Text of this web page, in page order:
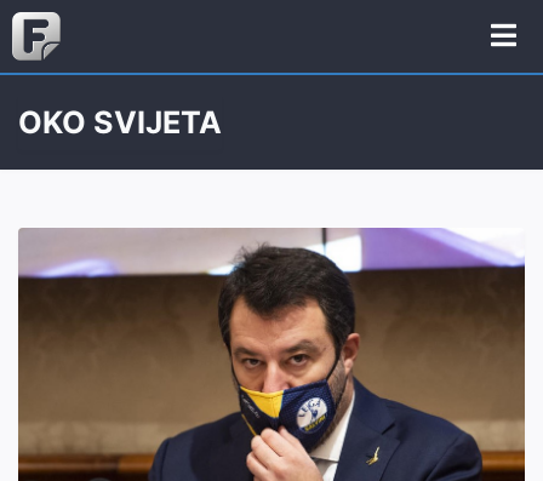
OKO SVIJETA